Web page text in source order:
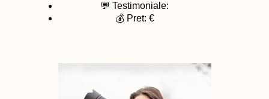
💬 Testimoniale:
💰 Pret: €